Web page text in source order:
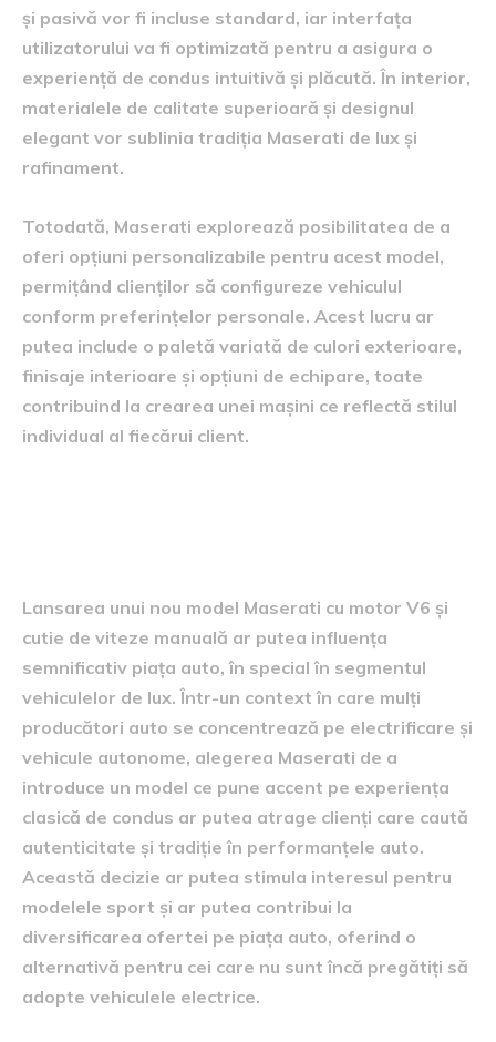
și pasivă vor fi incluse standard, iar interfața
utilizatorului va fi optimizată pentru a asigura o
experiență de condus intuitivă și plăcută. În interior,
materialele de calitate superioară și designul
elegant vor sublinia tradiția Maserati de lux și
rafinament.
Totodată, Maserati explorează posibilitatea de a
oferi opțiuni personalizabile pentru acest model,
permițând clienților să configureze vehiculul
conform preferințelor personale. Acest lucru ar
putea include o paletă variată de culori exterioare,
finisaje interioare și opțiuni de echipare, toate
contribuind la crearea unei mașini ce reflectă stilul
individual al fiecărui client.
Lansarea unui nou model Maserati cu motor V6 și
cutie de viteze manuală ar putea influența
semnificativ piața auto, în special în segmentul
vehiculelor de lux. Într-un context în care mulți
producători auto se concentrează pe electrificare și
vehicule autonome, alegerea Maserati de a
introduce un model ce pune accent pe experiența
clasică de condus ar putea atrage clienți care caută
autenticitate și tradiție în performanțele auto.
Această decizie ar putea stimula interesul pentru
modelele sport și ar putea contribui la
diversificarea ofertei pe piața auto, oferind o
alternativă pentru cei care nu sunt încă pregătiți să
adopte vehiculele electrice.